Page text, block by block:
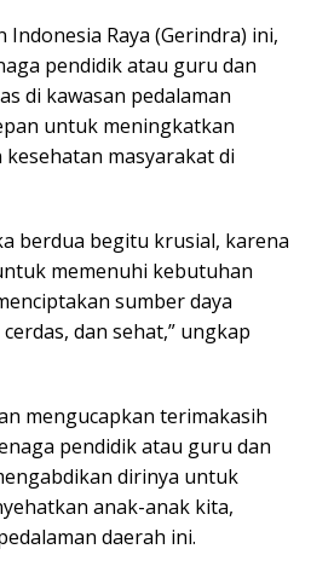
Raya (Gerindra) ini,
pendidik atau guru dan
di kawasan pedalaman
untuk meningkatkan
masyarakat di
berdua begitu krusial, karena
memenuhi kebutuhan
sumber daya
dan sehat,” ungkap
mengucapkan terimakasih
pendidik atau guru dan
dirinya untuk
anak-anak kita,
daerah ini.